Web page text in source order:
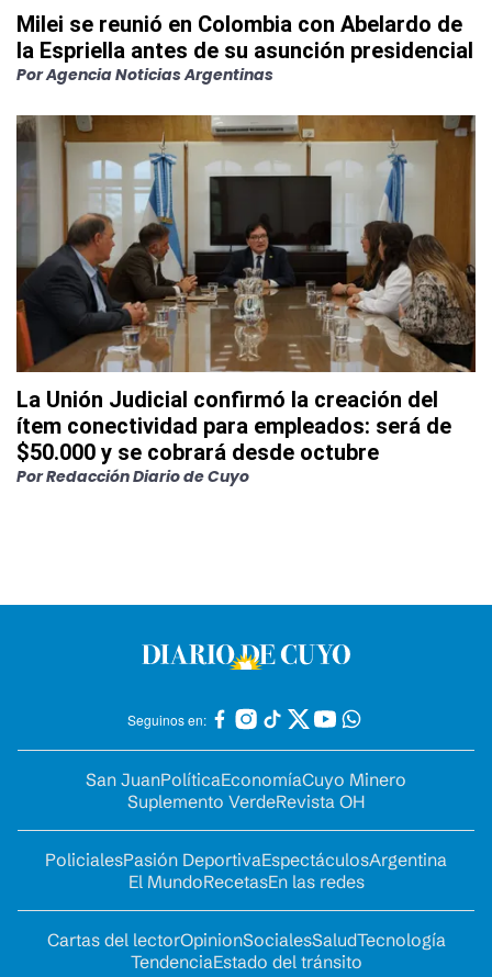
Milei se reunió en Colombia con Abelardo de
la Espriella antes de su asunción presidencial
PorAgencia Noticias Argentinas
La Unión Judicial confirmó la creación del
ítem conectividad para empleados: será de
$50.000 y se cobrará desde octubre
PorRedacción Diario de Cuyo
Seguinos en:
San JuanPolíticaEconomíaCuyo Minero
Suplemento VerdeRevista OH
PolicialesPasión DeportivaEspectáculosArgentina
El MundoRecetasEn las redes
Cartas del lectorOpinionSocialesSaludTecnología
TendenciaEstado del tránsito